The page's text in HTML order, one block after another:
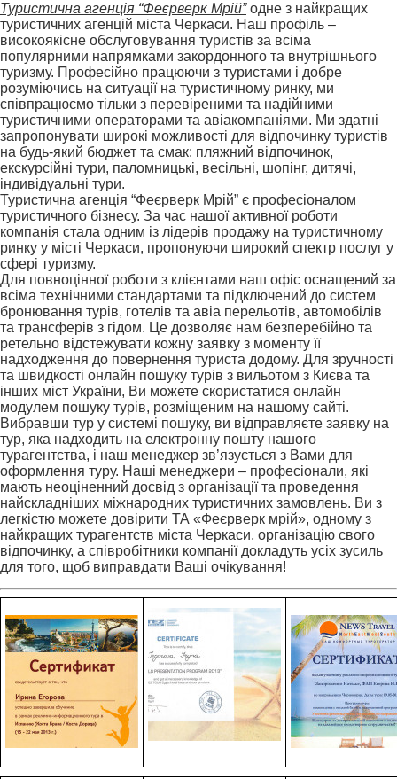
Туристична агенція “Феєрверк Мрій”одне з найкращих
туристичних агенцій міста Черкаси. Наш профіль –
високоякісне обслуговування туристів за всіма
популярними напрямками закордонного та внутрішнього
туризму. Професійно працюючи з туристами і добре
розуміючись на ситуації на туристичному ринку, ми
співпрацюємо тільки з перевіреними та надійними
туристичними операторами та авіакомпаніями. Ми здатні
запропонувати широкі можливості для відпочинку туристів
на будь-який бюджет та смак: пляжний відпочинок,
екскурсійні тури, паломницькі, весільні, шопінг, дитячі,
індивідуальні тури.
Туристична агенція “Феєрверк Мрій” є професіоналом
туристичного бізнесу. За час нашої активної роботи
компанія стала одним із лідерів продажу на туристичному
ринку у місті Черкаси, пропонуючи широкий спектр послуг у
сфері туризму.
Для повноцінної роботи з клієнтами наш офіс оснащений за
всіма технічними стандартами та підключений до систем
бронювання турів, готелів та авіа перельотів, автомобілів
та трансферів з гідом. Це дозволяє нам безперебійно та
ретельно відстежувати кожну заявку з моменту її
надходження до повернення туриста додому. Для зручності
та швидкості онлайн пошуку турів з вильотом з Києва та
інших міст України, Ви можете скористатися онлайн
модулем пошуку турів, розміщеним на нашому сайті.
Вибравши тур у системі пошуку, ви відправляєте заявку на
тур, яка надходить на електронну пошту нашого
турагентства, і наш менеджер зв’язується з Вами для
оформлення туру. Наші менеджери – професіонали, які
мають неоціненний досвід з організації та проведення
найскладніших міжнародних туристичних замовлень. Ви з
легкістю можете довірити ТА «Феєрверк мрій», одному з
найкращих турагентств міста Черкаси, організацію свого
відпочинку, а співробітники компанії докладуть усіх зусиль
для того, щоб виправдати Ваші очікування!